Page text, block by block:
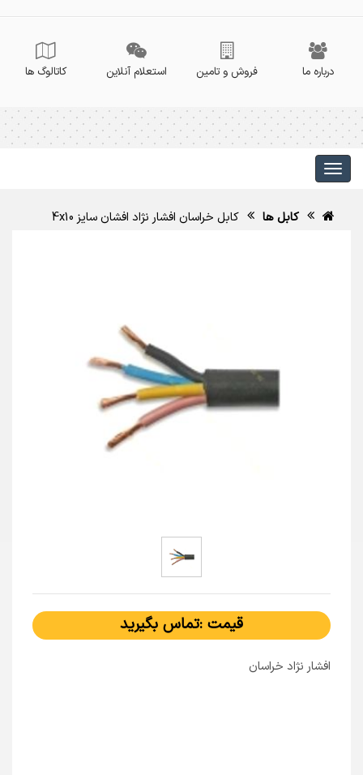
درباره ما فروش و تامین استعلام آنلاین کاتالوگ ها
کابل ها کابل خراسان افشار نژاد افشان سایز 4x10
قیمت :تماس بگیرید
افشار نژاد خراسان